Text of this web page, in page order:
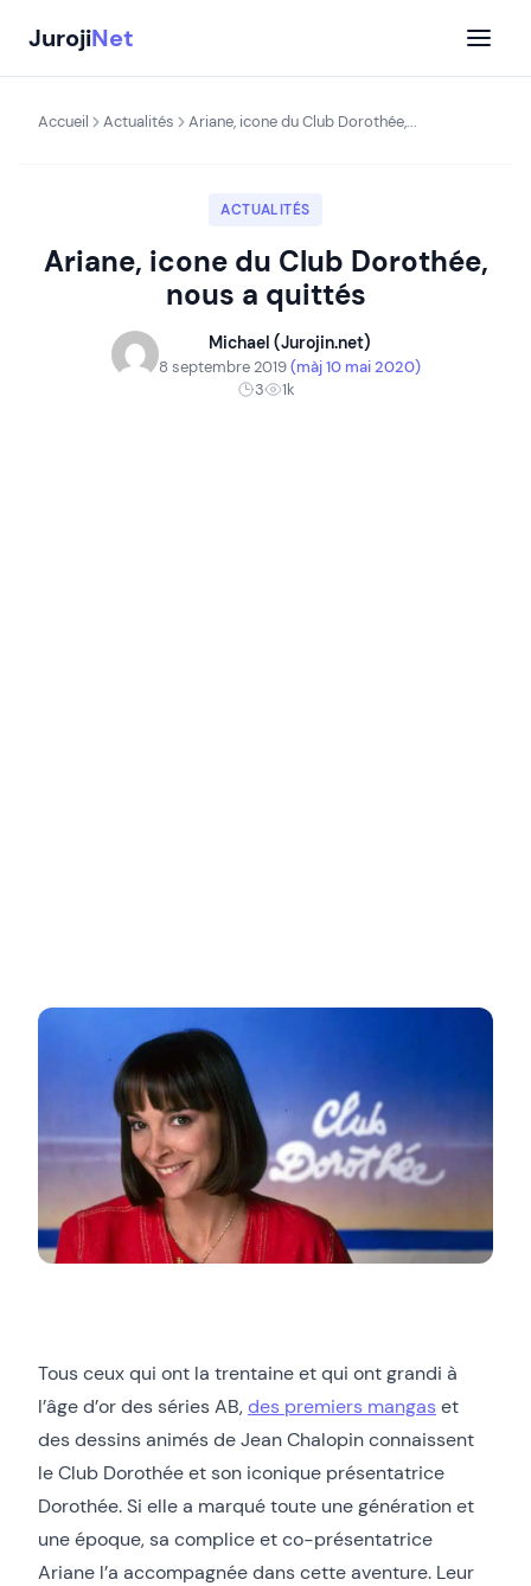
contenu
JurojiNet
Accueil Actualités Ariane, icone du Club Dorothée,...
ACTUALITÉS
Ariane, icone du Club Dorothée,
nous a quittés
Michael (Jurojin.net)
8 septembre 2019(màj 10 mai 2020)
3
1k
Tous ceux qui ont la trentaine et qui ont grandi à
l’âge d’or des séries AB,des premiers mangaset
des dessins animés de Jean Chalopin connaissent
le Club Dorothée et son iconique présentatrice
Dorothée. Si elle a marqué toute une génération et
une époque, sa complice et co-présentatrice
Ariane l’a accompagnée dans cette aventure. Leur